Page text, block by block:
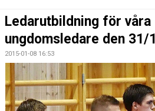
KALENDER
MEDLEMSKAP
OM FÖRENINGEN
Ledarutbildning för våra
ungdomsledare den 31/1
2015-01-08 16:53